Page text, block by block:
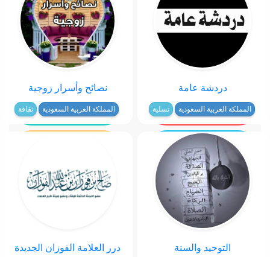
دردشة عامة
المملكة العربية السعودية تسلية
نصائح وأسرار زوجية
المملكة العربية السعودية ثقافة
التوحيد والسنة درر العلامة الفوزان الجديدة